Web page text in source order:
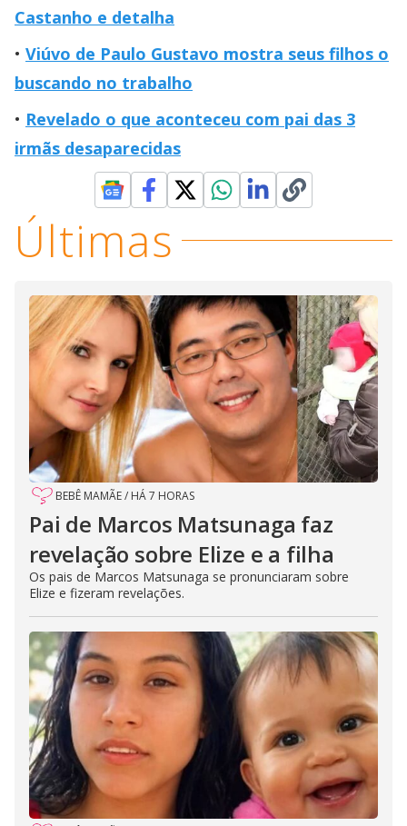
Castanho e detalha
Viúvo de Paulo Gustavo mostra seus filhos o
buscando no trabalho
Revelado o que aconteceu com pai das 3
irmãs desaparecidas
Últimas
BEBÊ MAMÃE/ HÁ 7 HORAS
Pai de Marcos Matsunaga faz
revelação sobre Elize e a filha
Os pais de Marcos Matsunaga se pronunciaram sobre
Elize e fizeram revelações.